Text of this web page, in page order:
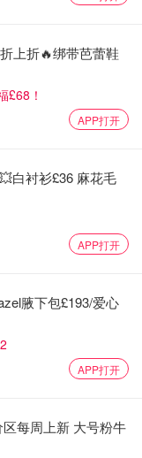
状态熬，大概20
上折🔥绑带芭蕾鞋
£68！
APP打开
白衬衫£36 麻花毛
APP打开
腋下包£193/爱心
APP打开
每周上新 大号粉牛